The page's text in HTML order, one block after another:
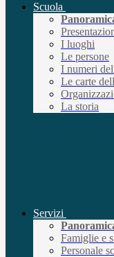
Scuola
I luoghi
Le persone
I numeri
Le carte
La storia
Servizi
Famiglie e
Personale